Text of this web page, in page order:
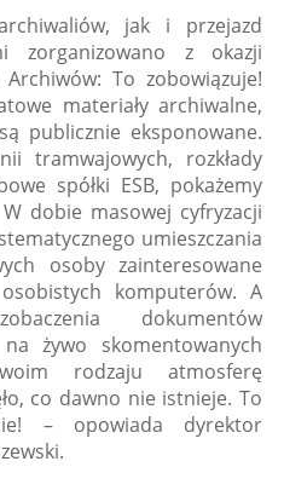
jak i przejazd
zorganizowano z okazji
To zobowiązuje!
materiały archiwalne,
publicznie eksponowane.
tramwajowych, rozkłady
spółki ESB, pokażemy
dobie masowej cyfryzacji
umieszczania
osoby zainteresowane
komputerów. A
dokumentów
żywo skomentowanych
rodzaju atmosferę
co dawno nie istnieje. To
– opowiada dyrektor